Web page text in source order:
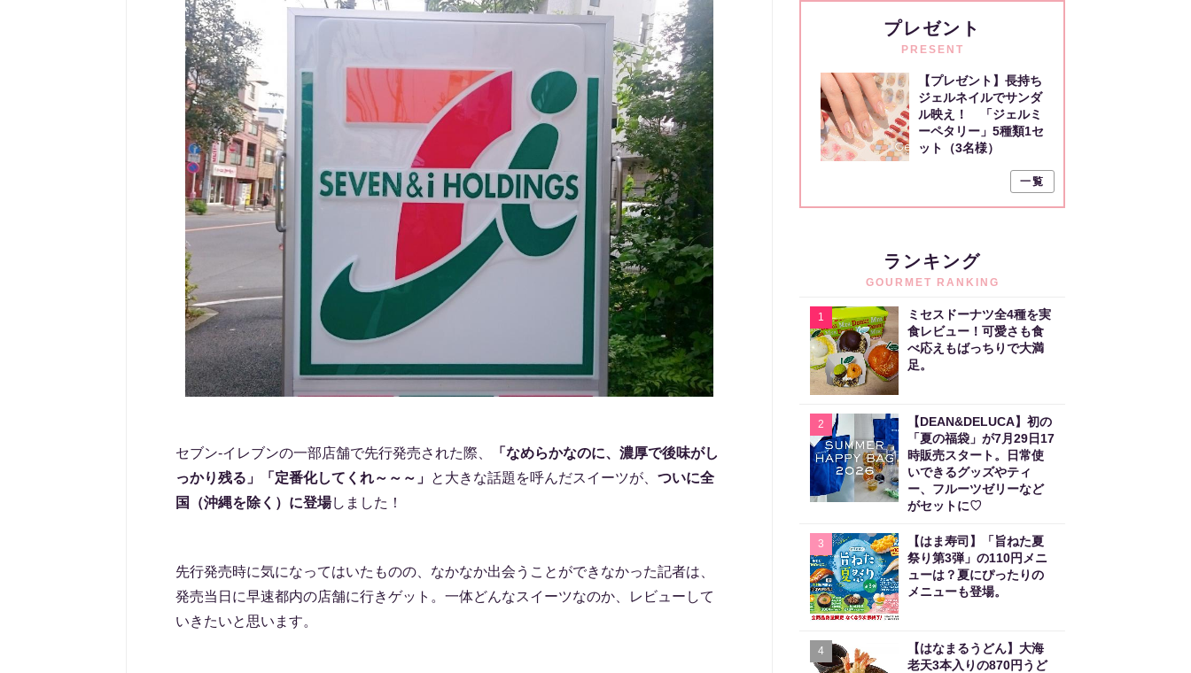
セブン-イレブンの一部店舗で先行発売された際、
「なめらかなのに、濃厚で後味がし
っかり残る」「定番化してくれ～～～」 と大きな話題を呼んだスイーツが、 ついに全
国（沖縄を除く）に登場しました！
先行発売時に気になってはいたものの、なかなか出会うことができなかった記者は、
発売当日に早速都内の店舗に行きゲット。一体どんなスイーツなのか、レビューして
いきたいと思います。
プレゼント
PRESENT
【プレゼント】長持ち
ジェルネイルでサンダ
ル映え！ 「ジェルミ
ーペタリー」5種類1セ
ット（3名様）
一覧
ランキング
GOURMET RANKING
1
ミセスドーナツ全4種を実
食レビュー！可愛さも食
べ応えもばっちりで大満
足。
2
【DEAN&DELUCA】初の
「夏の福袋」が7月29日17
時販売スタート。日常使
いできるグッズやティ
ー、フルーツゼリーなど
がセットに♡
3
【はま寿司】「旨ねた夏
祭り第3弾」の110円メニ
ューは？夏にぴったりの
メニューも登場。
4
【はなまるうどん】大海
老天3本入りの870円うど